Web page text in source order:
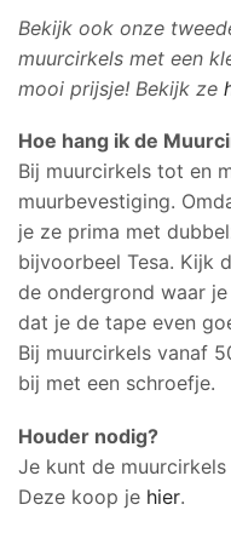
Bekijk ook onze
muurcirkels met een
mooi prijsje! Bekijk ze
Hoe hang ik de
Bij muurcirkels tot en
muurbevestiging.
je ze prima met
bijvoorbeel Tesa. Kijk
de ondergrond waar
dat je de tape even
Bij muurcirkels vanaf
bij met een schroefje.
Houder nodig?
Je kunt de
Deze koop je hier.